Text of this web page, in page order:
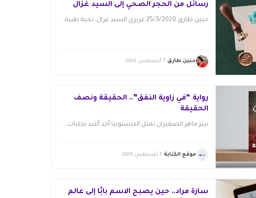
رسائل من الحجر الصحي إلى السيد غزال
حنين طارق 25/3/2020 عزيزي السيد غزال: تحية طيبة...
حنين طارق 7 أغسطس 2026
رواية “في زاوية النفق”.. الحقيقة ونصف
الحقيقة
بيتر ماهر الصغيران تمثل الديستوبيا أحد أشد تجليات...
موقع الكتابة 7 أغسطس 2026
سارة مراد.. حين يصبح الاسم بابًا إلى عالم